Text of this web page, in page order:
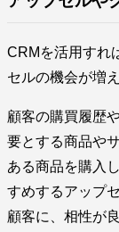
CRMを活用すれ
セルの機会が増
顧客の購買履歴
要とする商品や
ある商品を購入
すめするアップ
顧客に、相性が